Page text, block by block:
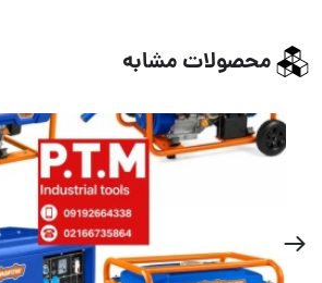
محصولات مشابه